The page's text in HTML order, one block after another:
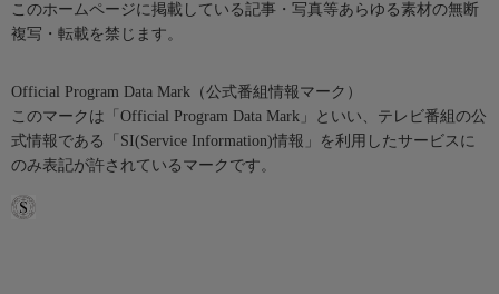
このホームページに掲載している記事・写真等あらゆる素材の無断
複写・転載を禁じます。
Official Program Data Mark（公式番組情報マーク）
このマークは「Official Program Data Mark」といい、テレビ番組の公
式情報である「SI(Service Information)情報」を利用したサービスに
のみ表記が許されているマークです。